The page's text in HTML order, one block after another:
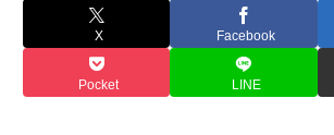
X Facebook
Pocket LINE